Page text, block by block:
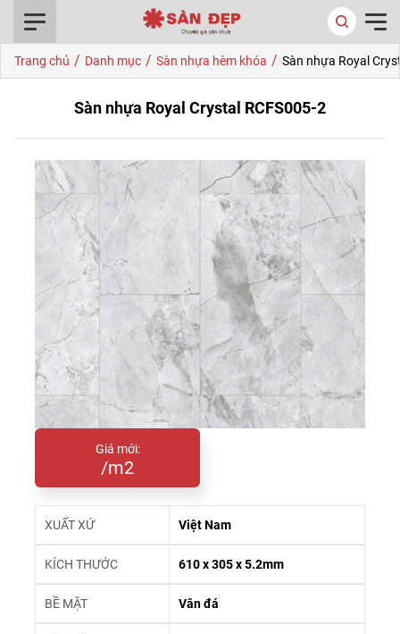
Trang chủ / Danh mục / Sàn nhựa hèm khóa / Sàn nhựa Royal
Sàn nhựa Royal Crystal RCFS005-2
Giá mới:
/m2
XUẤT XỨ Việt Nam
KÍCH THƯỚC 610 x 305 x 5.2mm
BỀ MẶT Vân đá